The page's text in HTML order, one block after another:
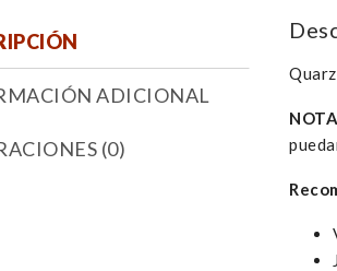
ADICIONAL
(0)